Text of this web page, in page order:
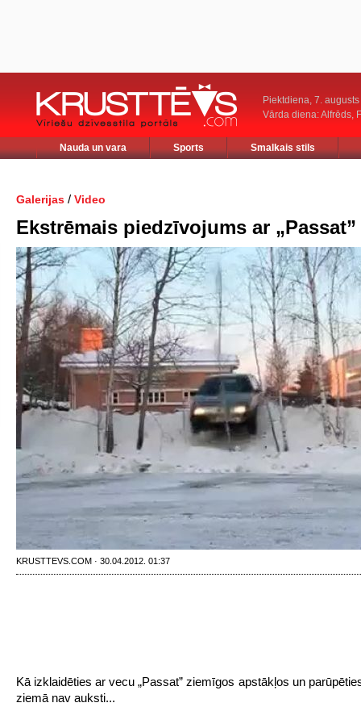
Piektdiena, 7. augusts
Vārda diena: Alfrēds,
Nauda un vara Sports Smalkais stils
Galerijas / Video
Ekstrēmais piedzīvojums ar „Passat”
KRUSTTEVS.COM · 30.04.2012. 01:37
Kā izklaidēties ar vecu „Passat” ziemīgos apstākļos un
ziemā nav auksti...